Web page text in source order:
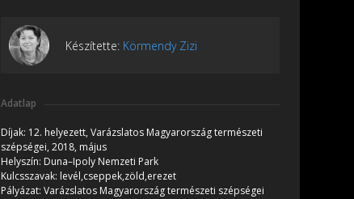
Készítette: Körmendy Zizi
Adatlap
Díjak: 12. helyezett, Varázslatos Magyarország természeti
szépségei, 2018, május
Helyszín: Duna–Ipoly Nemzeti Park
Kulcsszavak: levél,cseppek,zöld,erezet
Pályázat: Varázslatos Magyarország természeti szépségei